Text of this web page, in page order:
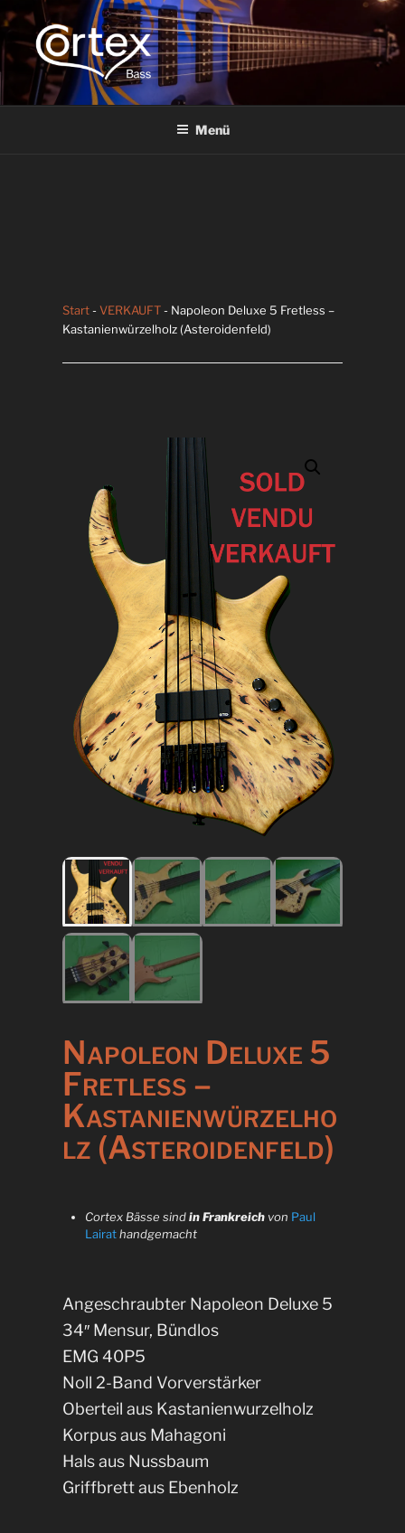
CORTEX BASS
Express your creative flow
Menü
Start- VERKAUFT- Napoleon Deluxe 5 Fretless –
Kastanienwürzelholz (Asteroidenfeld)
Napoleon Deluxe 5
Fretless –
Kastanienwürzelho
lz (Asteroidenfeld)
Cortex Bässe sindin Frankreichvon Paul
Lairathandgemacht
Angeschraubter Napoleon Deluxe 5
34″ Mensur, Bündlos
EMG 40P5
Noll 2-Band Vorverstärker
Oberteil aus Kastanienwurzelholz
Korpus aus Mahagoni
Hals aus Nussbaum
Griffbrett aus Ebenholz